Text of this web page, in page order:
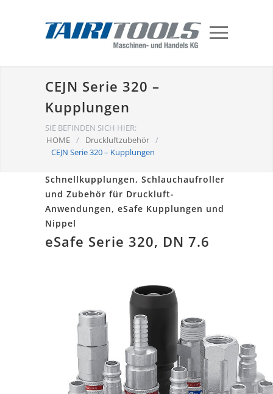
CEJN Serie 320 –
Kupplungen
SIE BEFINDEN SICH HIER:
HOME / Druckluftzubehör /
CEJN Serie 320 – Kupplungen
Schnellkupplungen, Schlauchaufroller
und Zubehör für Druckluft-
Anwendungen, eSafe Kupplungen und
Nippel
eSafe Serie 320, DN 7.6